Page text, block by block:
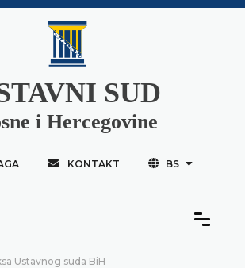
SUD
i Hercegovine
KONTAKT BS
Ustavnog suda BiH